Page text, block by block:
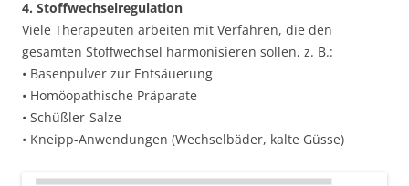
4. Stoffwechselregulation
Viele Therapeuten arbeiten mit Verfahren, die den
gesamten Stoffwechsel harmonisieren sollen, z. B.:
• Basenpulver zur Entsäuerung
• Homöopathische Präparate
• Schüßler-Salze
• Kneipp-Anwendungen (Wechselbäder, kalte Güsse)